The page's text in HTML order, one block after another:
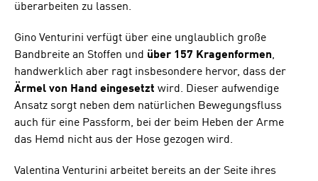
überarbeiten zu lassen.
Gino Venturini verfügt über eine unglaublich große
Bandbreite an Stoffen und über 157 Kragenformen,
handwerklich aber ragt insbesondere hervor, dass der
Ärmel von Hand eingesetzt wird. Dieser aufwendige
Ansatz sorgt neben dem natürlichen Bewegungsfluss
auch für eine Passform, bei der beim Heben der Arme
das Hemd nicht aus der Hose gezogen wird.
Valentina Venturini arbeitet bereits an der Seite ihres